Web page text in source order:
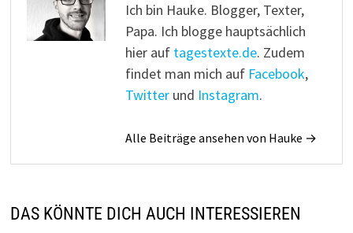
Ich bin Hauke. Blogger, Texter,
Papa. Ich blogge hauptsächlich
hier auf tagestexte.de. Zudem
findet man mich auf Facebook,
Twitterund Instagram.
Alle Beiträge ansehen von Hauke →
DAS KÖNNTE DICH AUCH INTERESSIEREN